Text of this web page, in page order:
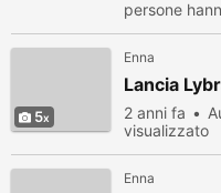
persone
5
Enna
Lancia
2 anni fa
visualizzato
Enna